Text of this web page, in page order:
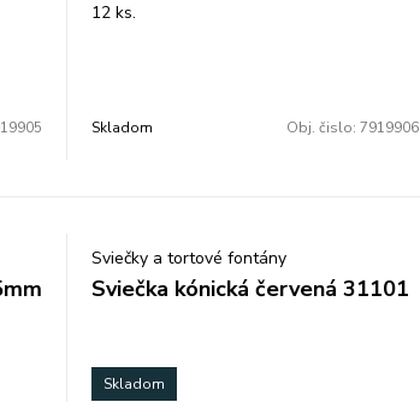
12 ks.
Skladom Obj. čislo: 7919906
Sviečky a tortové fontány
Sviečka kónická červená 31101
Skladom